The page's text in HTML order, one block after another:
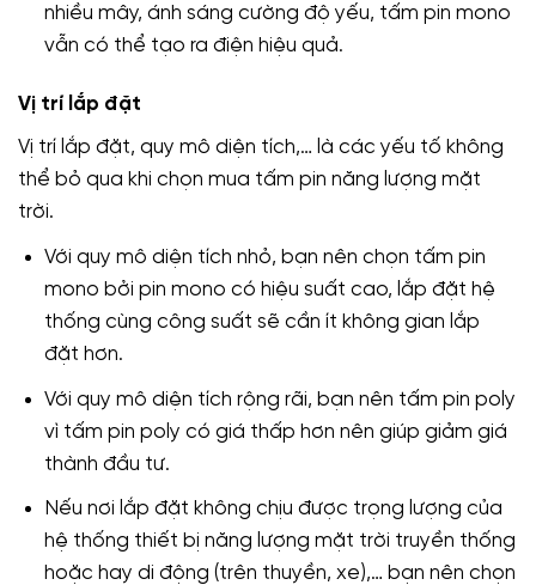
nhiều mây, ánh sáng cường độ yếu, tấm pin mono
vẫn có thể tạo ra điện hiệu quả.
Vị trí lắp đặt
Vị trí lắp đặt, quy mô diện tích,… là các yếu tố không
thể bỏ qua khi chọn mua tấm pin năng lượng mặt
trời.
Với quy mô diện tích nhỏ, bạn nên chọn tấm pin
mono bởi pin mono có hiệu suất cao, lắp đặt hệ
thống cùng công suất sẽ cần ít không gian lắp
đặt hơn.
Với quy mô diện tích rộng rãi, bạn nên tấm pin poly
vì tấm pin poly có giá thấp hơn nên giúp giảm giá
thành đầu tư.
Nếu nơi lắp đặt không chịu được trọng lượng của
hệ thống thiết bị năng lượng mặt trời truyền thống
hoặc hay di động (trên thuyền, xe),… bạn nên chọn